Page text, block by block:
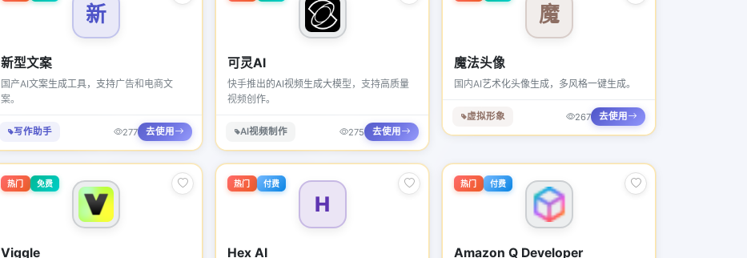
新
新型文案
国产AI文案生成工具，支持广告和电商文
案。
写作助手 277 去使用
可灵AI
快手推出的AI视频生成大模型，支持高质量
视频创作。
AI视频制作 275 去使用
魔
魔法头像
国内AI艺术化头像生成，多风格一键生成。
虚拟形象 267 去使用
热门 免费
Viggle
H
热门 付费
Hex AI
热门 付费
Amazon Q Developer